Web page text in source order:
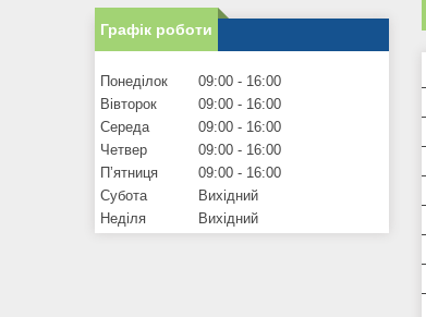
Графік роботи
Понеділок 09:00
16:00
Вівторок
09:00
16:00
Середа
09:00
16:00
Четвер
09:00
16:00
Пʼятниця
09:00
16:00
Субота
Вихідний
Неділя
Вихідний